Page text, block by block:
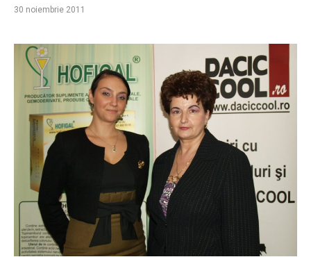
30 noiembrie 2011